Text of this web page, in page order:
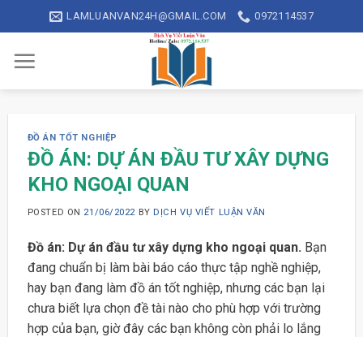
to
content
LAMLUANVAN24H@GMAIL.COM 0972114537
ĐỒ ÁN TỐT NGHIỆP
ĐỒ ÁN: DỰ ÁN ĐẦU TƯ XÂY DỰNG
KHO NGOẠI QUAN
POSTED ON 21/06/2022 BY DỊCH VỤ VIẾT LUẬN VĂN
Đồ án: Dự án đầu tư xây dựng kho ngoại quan. Bạn
đang chuẩn bị làm bài báo cáo thực tập nghề nghiệp,
hay bạn đang làm đồ án tốt nghiệp, nhưng các bạn lại
chưa biết lựa chọn đề tài nào cho phù hợp với trường
hợp của bạn, giờ đây các bạn không còn phải lo lắng